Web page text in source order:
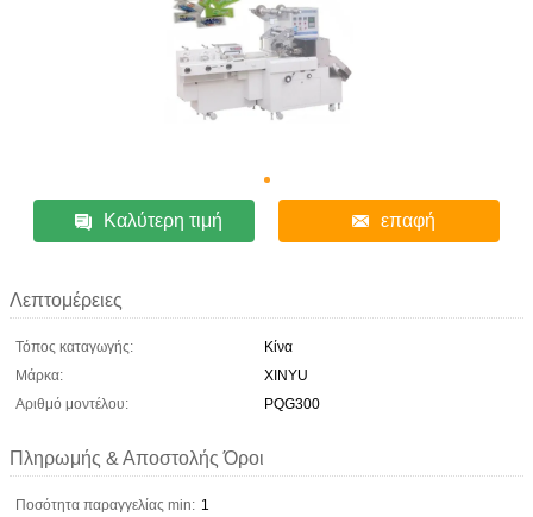
Καλύτερη τιμή επαφή
Λεπτομέρειες
Τόπος καταγωγής:
Κίνα
Μάρκα:
XINYU
Αριθμό μοντέλου:
PQG300
Πληρωμής & Αποστολής Όροι
Ποσότητα παραγγελίας min: 1